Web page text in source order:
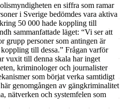
en siffra som ramar
i Sverige bedömdes vara aktiva
50 000 hade koppling till
sammanfattade läget: “Vi ser att
grupp personer som antingen är
till dessa.” Frågan varför
vuxit till denna skala har inget
kriminologer och journalister
som börjat verka samtidigt
genomgången av gängkriminalitet
nätverken och systemfelen som